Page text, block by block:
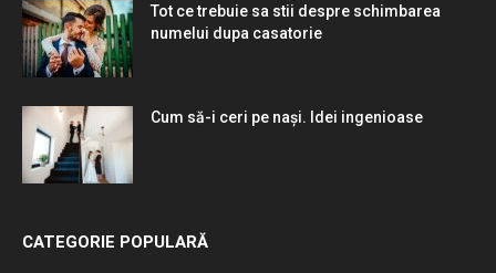
Tot ce trebuie sa stii despre schimbarea
numelui dupa casatorie
Cum să-i ceri pe nași. Idei ingenioase
CATEGORIE POPULARĂ